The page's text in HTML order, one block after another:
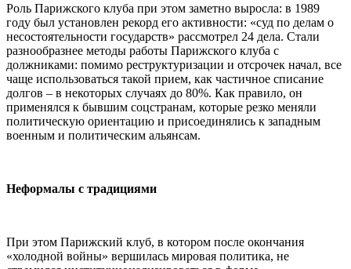
Роль Парижского клуба при этом заметно выросла: в 1989
году был установлен рекорд его активности: «суд по делам о
несостоятельности государств» рассмотрел 24 дела. Стали
разнообразнее методы работы Парижского клуба с
должниками: помимо реструктуризации и отсрочек начал, все
чаще использоваться такой прием, как частичное списание
долгов – в некоторых случаях до 80%. Как правило, он
применялся к бывшим соцстранам, которые резко меняли
политическую ориентацию и присоединялись к западным
военным и политическим альянсам.
Неформалы с традициями
При этом Парижский клуб, в котором после окончания
«холодной войны» вершилась мировая политика, не